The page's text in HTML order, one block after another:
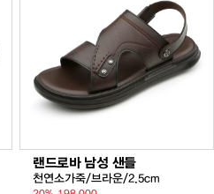
랜드로바 남성 샌들
천연소가죽/브라운/2.5cm